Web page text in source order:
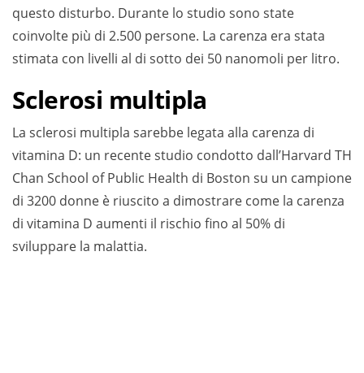
questo disturbo. Durante lo studio sono state
coinvolte più di 2.500 persone. La carenza era stata
stimata con livelli al di sotto dei 50 nanomoli per litro.
Sclerosi multipla
La sclerosi multipla sarebbe legata alla carenza di
vitamina D: un recente studio condotto dall’Harvard TH
Chan School of Public Health di Boston su un campione
di 3200 donne è riuscito a dimostrare come la carenza
di vitamina D aumenti il rischio fino al 50% di
sviluppare la malattia.